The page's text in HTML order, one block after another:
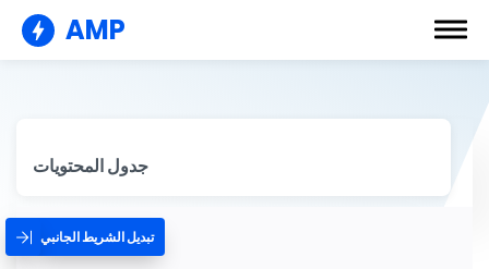
AMP
جدول المحتويات
تبديل الشريط الجانبي